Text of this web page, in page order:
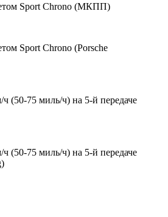
Sport Chrono (МКПП)
Sport Chrono (Porsche
(50-75 миль/ч) на 5-й передаче
(50-75 миль/ч) на 5-й передаче